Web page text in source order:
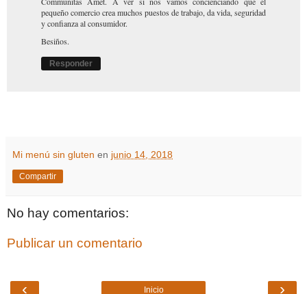
pequeño comercio crea muchos puestos de trabajo, da vida, seguridad
y confianza al consumidor.
Besiños.
Responder
Mi menú sin gluten en junio 14, 2018
Compartir
No hay comentarios:
Publicar un comentario
‹ ›
Inicio